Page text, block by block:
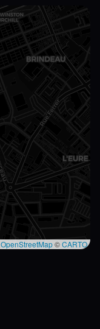
OpenStreetMap©CARTO